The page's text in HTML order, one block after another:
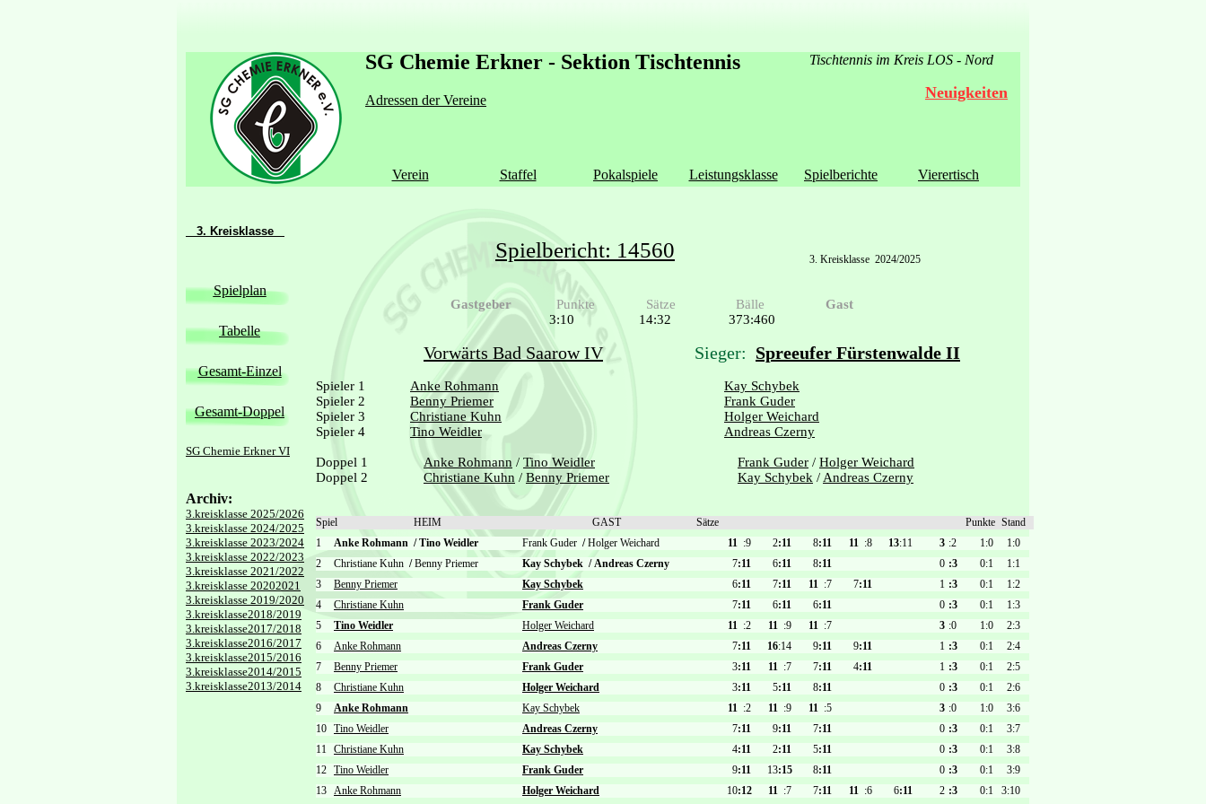
Tischtennis im Kreis LOS - Nord
SG Chemie Erkner - Sektion Tischtennis
Adressen der Vereine
Verein Staffel Pokalspiele Leistungsklasse Spielberichte Vierertisch
Neuigkeiten
3. Kreisklasse
Spielplan
Tabelle
Gesamt-Einzel
Gesamt-Doppel
SG Chemie Erkner VI
Archiv:
3.kreisklasse 2025/2026
3.kreisklasse 2024/2025
3.kreisklasse 2023/2024
3.kreisklasse 2022/2023
3.kreisklasse 2021/2022
3.kreisklasse 20202021
3.kreisklasse 2019/2020
3.kreisklasse2018/2019
3.kreisklasse2017/2018
3.kreisklasse2016/2017
3.kreisklasse2015/2016
3.kreisklasse2014/2015
3.kreisklasse2013/2014
Spielbericht: 14560 3. Kreisklasse 2024/2025
Gastgeber Punkte Sätze Bälle
Gast
3:10
14:32 373:460
Vorwärts Bad Saarow IV Sieger: Spreeufer Fürstenwalde II
Spieler 1 Anke Rohmann
Kay Schybek
Spieler 2
Benny Priemer
Frank Guder
Spieler 3
Christiane Kuhn
Holger Weichard
Spieler 4
Tino Weidler Andreas Czerny
Doppel 1 Anke Rohmann / Tino Weidler Frank Guder / Holger Weichard
Doppel 2
Christiane Kuhn / Benny Priemer Kay Schybek / Andreas Czerny
Spiel HEIM GAST Sätze Punkte Stand
1
Anke Rohmann /Tino Weidler Frank Guder /Holger Weichard 11 :9 2:11 8:11 11 :8 13:11 3 :2 1:0
1:0
2
Christiane Kuhn /Benny Priemer Kay Schybek /Andreas Czerny 7:11 6:11 8:11 0 :3 0:1
1:1
3
Benny Priemer Kay Schybek 6:11 7:11 11 :7 7:11 1 :3 0:1
1:2
4
Christiane Kuhn Frank Guder 7:11 6:11 6:11 0 :3 0:1
1:3
5
Tino Weidler Holger Weichard 11 :2 11 :9 11 :7 3 :0 1:0
2:3
6
Anke Rohmann Andreas Czerny 7:11 16:14 9:11 9:11 1 :3 0:1
2:4
7
Benny Priemer Frank Guder 3:11 11 :7 7:11 4:11 1 :3 0:1
2:5
8
Christiane Kuhn Holger Weichard 3:11 5:11 8:11 0 :3 0:1
2:6
9
Anke Rohmann Kay Schybek 11 :2 11 :9 11 :5 3 :0 1:0
3:6
10 Tino Weidler Andreas Czerny 7:11 9:11 7:11 0 :3 0:1
3:7
11 Christiane Kuhn Kay Schybek 4:11 2:11 5:11 0 :3 0:1
3:8
12 Tino Weidler Frank Guder 9:11 13:15 8:11 0 :3 0:1
3:9
13 Anke Rohmann Holger Weichard 10:12 11 :7 7:11 11 :6 6:11 2 :3 0:1 3:10